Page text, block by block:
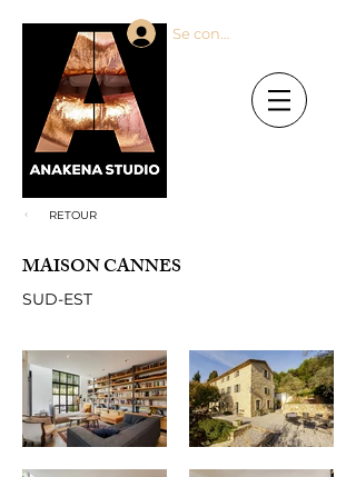
Se connecter
RETOUR
MAISON CANNES
SUD-EST